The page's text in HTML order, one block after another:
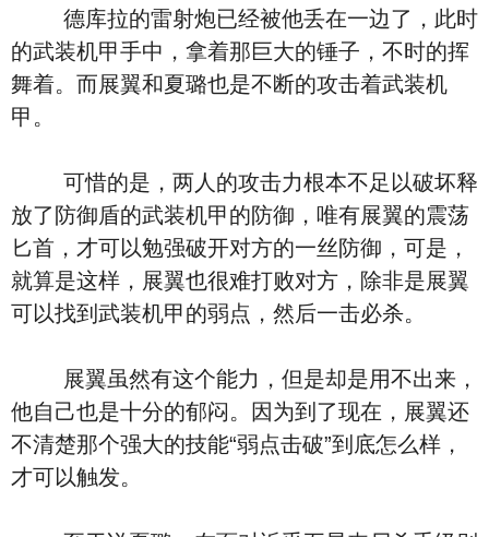
德库拉的雷射炮已经被他丢在一边了，此时
的武装机甲手中，拿着那巨大的锤子，不时的挥
舞着。而展翼和夏璐也是不断的攻击着武装机
甲。
可惜的是，两人的攻击力根本不足以破坏释
放了防御盾的武装机甲的防御，唯有展翼的震荡
匕首，才可以勉强破开对方的一丝防御，可是，
就算是这样，展翼也很难打败对方，除非是展翼
可以找到武装机甲的弱点，然后一击必杀。
展翼虽然有这个能力，但是却是用不出来，
他自己也是十分的郁闷。因为到了现在，展翼还
不清楚那个强大的技能“弱点击破”到底怎么样，
才可以触发。